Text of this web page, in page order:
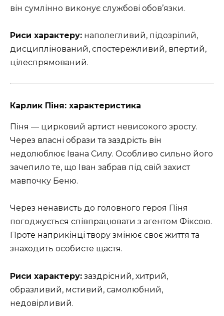
він сумлінно виконує службові обов’язки.
Риси характеру: наполегливий, підозрілий,
дисциплінований, спостережливий, впертий,
цілеспрямований.
Карлик Піня: характеристика
Піня — цирковий артист невисокого зросту.
Через власні образи та заздрість він
недолюблює Івана Силу. Особливо сильно його
зачепило те, що Іван забрав під свій захист
мавпочку Беню.
Через ненависть до головного героя Піня
погоджується співпрацювати з агентом Фіксою.
Проте наприкінці твору змінює своє життя та
знаходить особисте щастя.
Риси характеру: заздрісний, хитрий,
образливий, мстивий, самолюбний,
недовірливий.